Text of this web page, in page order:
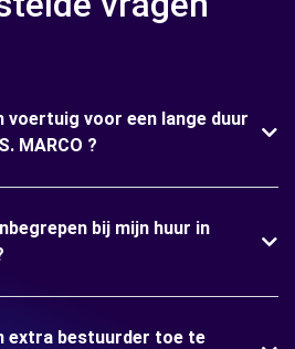
voertuig voor een lange duur
MARCO ?
bij mijn huur in
extra bestuurder toe te